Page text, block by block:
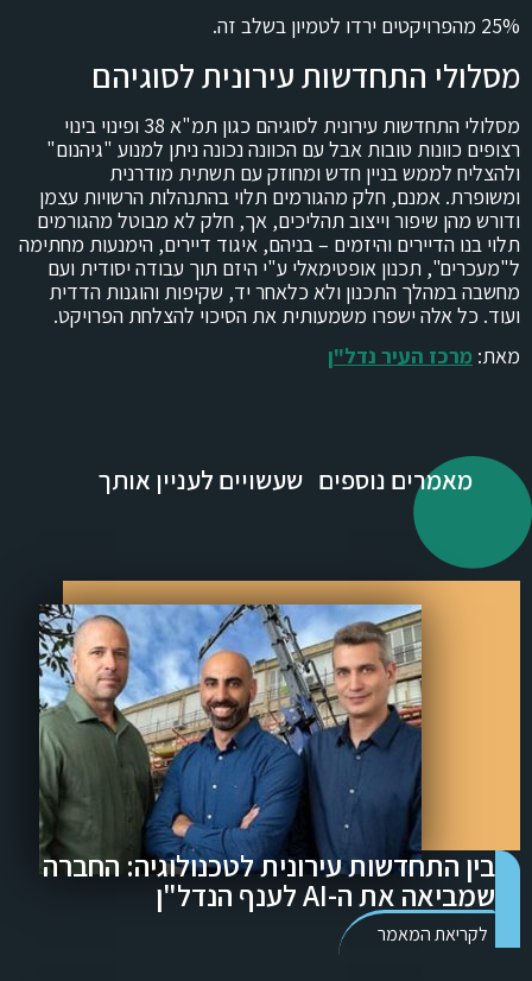
25% מהפרויקטים ירדו לטמיון בשלב זה.
מסלולי התחדשות עירונית לסוגיהם
מסלולי התחדשות עירונית לסוגיהם כגון תמ"א 38 ופינוי בינוי
רצופים כוונות טובות אבל עם הכוונה נכונה ניתן למנוע "גיהנום"
ולהצליח לממש בניין חדש ומחוזק עם תשתית מודרנית
ומשופרת. אמנם, חלק מהגורמים תלוי בהתנהלות הרשויות עצמן
ודורש מהן שיפור וייצוב תהליכים, אך, חלק לא מבוטל מהגורמים
תלוי בנו הדיירים והיזמים – בניהם, איגוד דיירים, הימנעות מחתימה
ל"מעכרים", תכנון אופטימאלי ע"י היזם תוך עבודה יסודית ועם
מחשבה במהלך התכנון ולא כלאחר יד, שקיפות והוגנות הדדית
ועוד. כל אלה ישפרו משמעותית את הסיכוי להצלחת הפרויקט.
מאת: מרכז העיר נדל"ן
מאמרים נוספים שעשויים לעניין אותך
בין התחדשות עירונית לטכנולוגיה: החברה
שמביאה את ה-AI לענף הנדל"ן
לקריאת המאמר